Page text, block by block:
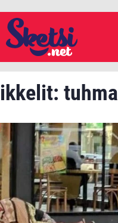
tuhma